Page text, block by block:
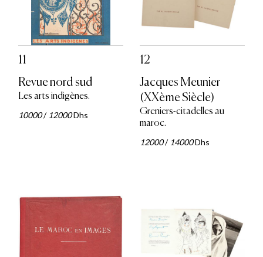
11
Revue nord sud
Les arts indigènes.
10000/ 12000Dhs
12
Jacques Meunier
(XXème Siècle)
Greniers-citadelles au
maroc.
12000/ 14000Dhs